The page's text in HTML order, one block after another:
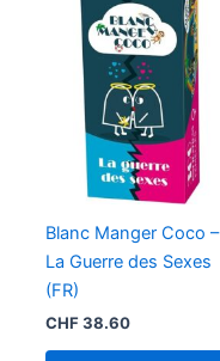
Blanc Manger Coco –
La Guerre des Sexes
(FR)
CHF38.60